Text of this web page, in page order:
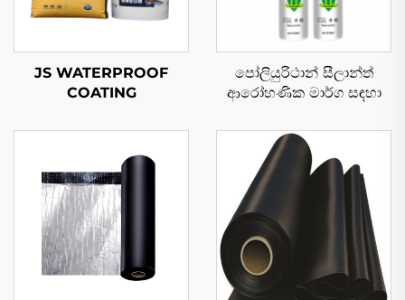
JS WATERPROOF
COATING
පෝලියුරිථාන් සීලාන්ත්
ආරෝහණික මාර්ග සඳහා